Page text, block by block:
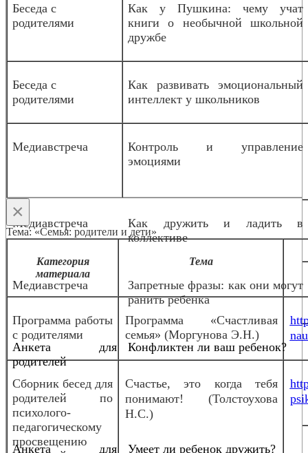
Беседа с
родителями
Как у Пушкина: чему учат
книги о необычной школьной
дружбе
Беседа с
родителями
Как развивать эмоциональный
интеллект у школьников
Медиавстреча
Контроль и управление
эмоциями
Медиавстреча
Как дружить и ладить в
коллективе
Медиавстреча
Запретные фразы: как они могут
ранить ребенка
Анкета для
родителей
Конфликтен ли ваш ребенок?
Анкета для
Умеет ли ребенок дружить?
×
Тема: «Семья: родители и дети»
Категория
материала
Тема
Программа работы
с родителями
Программа «Счастливая
семья» (Моргунова Э.Н.)
Сборник бесед для
родителей по
психолого-
педагогическому
просвещению
Счастье, это когда тебя
понимают! (Толстоухова
Н.С.)